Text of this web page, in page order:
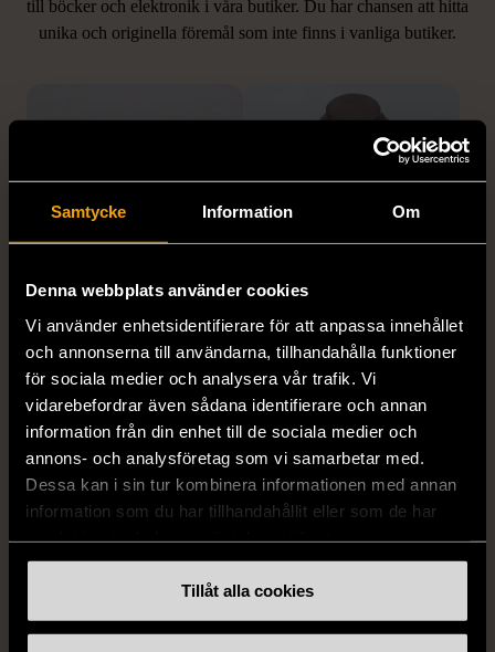
Samtycke Information Om
Denna webbplats använder cookies
Vi använder enhetsidentifierare för att anpassa innehållet
och annonserna till användarna, tillhandahålla funktioner
för sociala medier och analysera vår trafik. Vi
vidarebefordrar även sådana identifierare och annan
information från din enhet till de sociala medier och
annons- och analysföretag som vi samarbetar med.
Dessa kan i sin tur kombinera informationen med annan
information som du har tillhandahållit eller som de har
Tillåt alla cookies
till böcker och elektronik i våra butiker. Du har chansen att hitta
unika och originella föremål som inte finns i vanliga butiker.
LIKNANDE PRODUKTER
Hitta produkter som påminner om denna
1/5
EDBLAD
Edblad - Glow - Armband
129 kr
DYRBERG/KERN
Dyrberg/Kern - Delise -
Halsband med
blomformat hänge
249 kr